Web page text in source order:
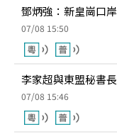
鄧炳強：新皇崗口
07/08 15:50
李家超與東盟秘書
07/08 15:46